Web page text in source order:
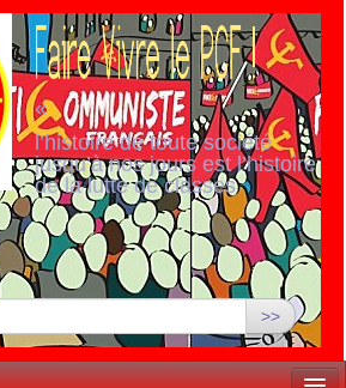
«
l’histoire de toute société
jusqu’à nos jours est l’histoire
de la lutte de classes
>>